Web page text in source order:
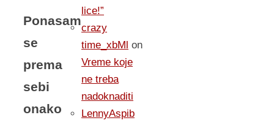
Ponasam
se
prema
sebi
onako
lice!”
crazy
time_xbMl on
Vreme koje
ne treba
nadoknaditi
LennyAspib